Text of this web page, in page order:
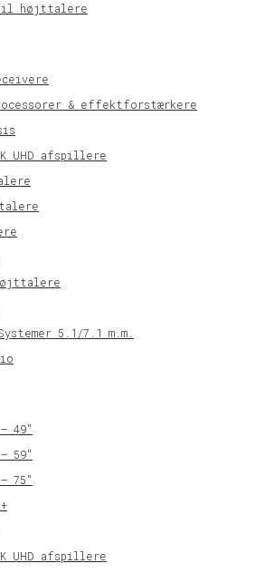
til højttalere
& effektforstærkere
UHD afspillere
5.1/7.1 m.m.
49″
59″
75″
UHD afspillere